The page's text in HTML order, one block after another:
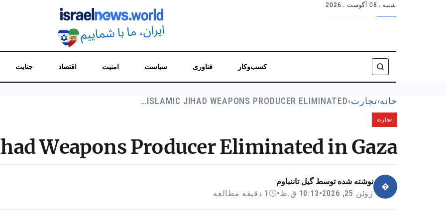
شنبه . 08 آگوست . 2026
کسب‌وکار فناوری سیاست امنیت اقتصاد جنایت
خانه›تجارت›
ISLAMIC JIHAD WEAPONS PRODUCER ELIMINATED…
تجارت
Weapons Producer Eliminated in Gaza
�
نوشته شده توسطگیل تاننباوم
ژوئن 25, 2026
•10:13 ق.ظ • 1 دقیقه مطالعه